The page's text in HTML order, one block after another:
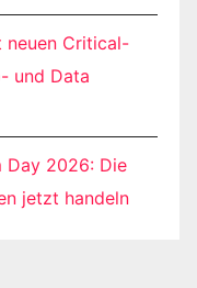
Critical-
und Data
Day 2026: Die
jetzt handeln